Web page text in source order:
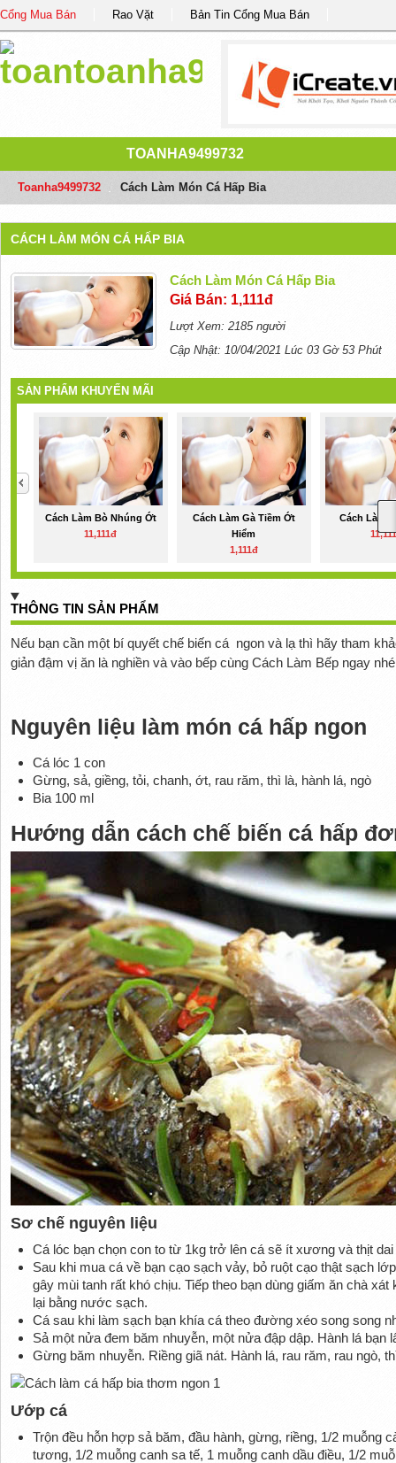
Cổng Mua Bán Rao Vặt Bản Tin Cổng Mua Bán
TOANHA9499732
Toanha9499732 Cách Làm Món Cá Hấp Bia
CÁCH LÀM MÓN CÁ HẤP BIA
Cách Làm Món Cá Hấp Bia
Giá Bán: 1,111đ
Lượt Xem: 2185 người
Cập Nhật: 10/04/2021 Lúc 03 Gờ 53 Phút
SẢN PHẨM KHUYẾN MÃI
Cách Làm Bò Nhúng Ớt
11,111đ
Cách Làm Gà Tiềm Ớt
Hiểm
1,111đ
Cách Làm
THÔNG TIN SẢN PHẨM
Nếu bạn cần một bí quyết chế biến cá ngon và lạ thì hãy tham
giản đậm vị ăn là nghiền và vào bếp cùng Cách Làm Bếp ngay
Nguyên liệu làm món cá hấp ngon
Cá lóc 1 con
Gừng, sả, giềng, tỏi, chanh, ớt, rau răm, thì là, hành lá, ngò
Bia 100 ml
Hướng dẫn cách chế biến cá hấp
Sơ chế nguyên liệu
Cá lóc bạn chọn con to từ 1kg trở lên cá sẽ ít xương và thịt
Sau khi mua cá về bạn cạo sạch vảy, bỏ ruột cạo thật sạch
gây mùi tanh rất khó chịu. Tiếp theo bạn dùng giấm ăn chà
lại bằng nước sạch.
Cá sau khi làm sạch bạn khía cá theo đường xéo song song
Sả một nửa đem băm nhuyễn, một nửa đập dập. Hành lá bạn
Gừng băm nhuyễn. Riềng giã nát. Hành lá, rau răm, rau ngò,
Ướp cá
Trộn đều hỗn hợp sả băm, đầu hành, gừng, riềng, 1/2 muỗng
tương, 1/2 muỗng canh sa tế, 1 muỗng canh dầu điều, 1/2